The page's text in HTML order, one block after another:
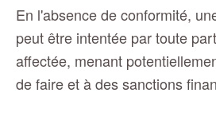
En l'absence de conformité,
peut être intentée par toute
affectée, menant
de faire et à des sanctions